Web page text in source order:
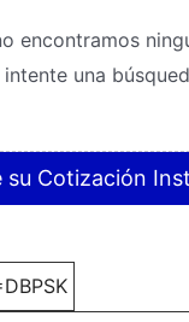
encontramos
una
su Cotización